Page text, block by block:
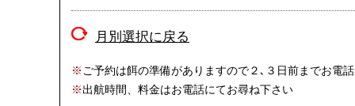
月別選択に戻る
※ ご予約は餌の準備がありますので２､３日前までお電
※出航時間、料金はお電話にてお尋ね下さい